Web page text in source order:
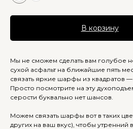
В корзину
Мы не сможем сделать вам голубое
сухой асфальт на ближайшие пять
связать яркие шарфы из квадратов
Просто посмотрите на эту
серости буквально нет шансов.
Можем связать шарфы вот в таких
других на ваш вкус), чтобы утренний